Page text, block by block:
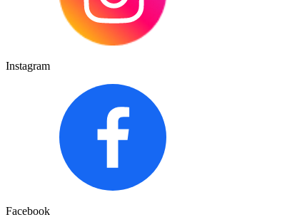
Instagram
Facebook